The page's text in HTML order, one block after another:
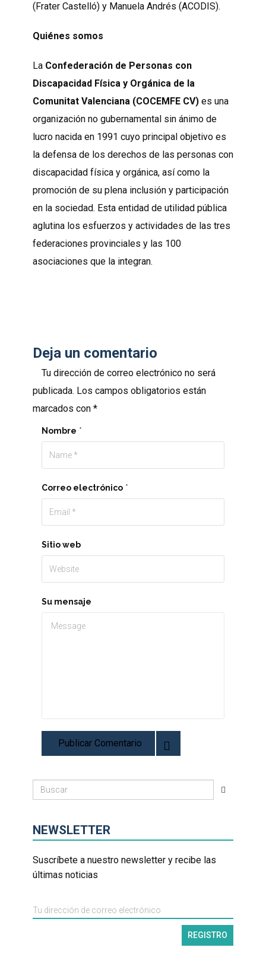
(Frater Castelló) y Manuela Andrés (ACODIS).
Quiénes somos
La Confederación de Personas con
Discapacidad Física y Orgánica de la
Comunitat Valenciana (COCEMFE CV) es una
organización no gubernamental sin ánimo de
lucro nacida en 1991 cuyo principal objetivo es
la defensa de los derechos de las personas con
discapacidad física y orgánica, así como la
promoción de su plena inclusión y participación
en la sociedad. Esta entidad de utilidad pública
aglutina los esfuerzos y actividades de las tres
federaciones provinciales y las 100
asociaciones que la integran.
Deja un comentario
Tu dirección de correo electrónico no será
publicada. Los campos obligatorios están
marcados con *
Nombre *
Correo electrónico *
Sitio web
Su mensaje
NEWSLETTER
Suscríbete a nuestro newsletter y recibe las
últimas noticias